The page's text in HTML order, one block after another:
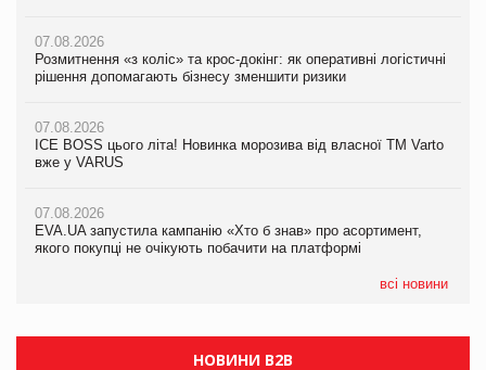
07.08.2026
Розмитнення «з коліс» та крос-докінг: як оперативні логістичні
рішення допомагають бізнесу зменшити ризики
07.08.2026
ICE BOSS цього літа! Новинка морозива від власної ТМ Varto
вже у VARUS
07.08.2026
EVA.UA запустила кампанію «Хто б знав» про асортимент,
якого покупці не очікують побачити на платформі
всі новини
07.08.2026
Розмитнення «з коліс» та крос-докінг: як оперативні логістичні
рішення допомагають бізнесу зменшити ризики
07.08.2026
ICE BOSS цього літа! Новинка морозива від власної ТМ Varto
вже у VARUS
07.08.2026
EVA.UA запустила кампанію «Хто б знав» про асортимент,
якого покупці не очікують побачити на платформі
07.08.2026
Kraft Heinz скоротила збиток у першому півріччі
Продажі Hugo Boss впали на 9%
НОВИНИ B2B